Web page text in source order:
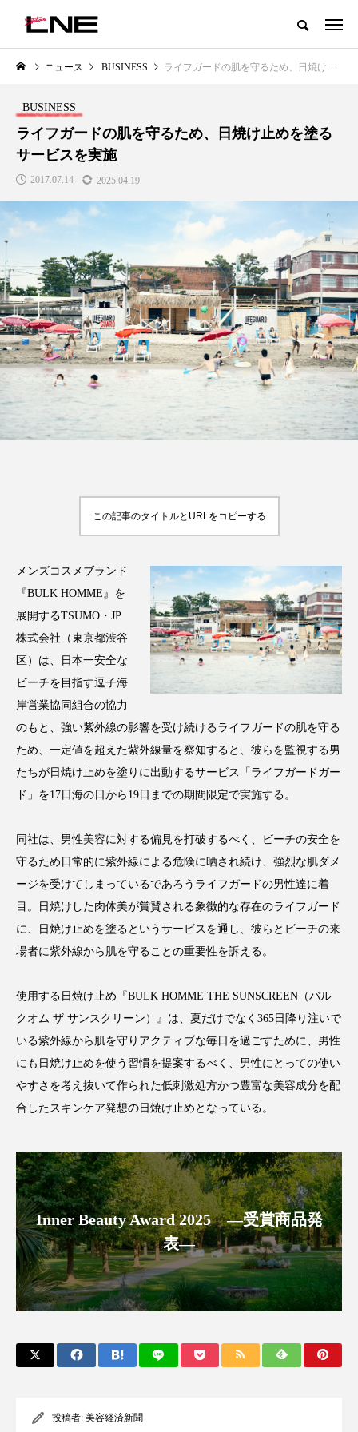
グローバルビューティ＆ヘルスケアビジネス誌
LIFESTYLE
SNSの「加工顔」と美容医療｜AI
がもたらす可能性とこれから
2026.07.13
BUSINESS
GWI調査から読み解く2030年の
都市型スパ――身近なウェルネ
の次世代モデル
2026.08.06
FEATURED 注目の企画
TAG LIST
AI B2B BeautyTech ChatGPT
Gemini Instagram SaaS SNS
TikTok アスタキサンチン
アスレジャーコスメ アレルギー アロマ
アンチエイジング アンチソリチュード
インタビュー インナービューティー 冷え
ウェアラブルデバイス ウェルネス
ウェルビーイング エイジングケア
エクソソーム オーガニック オゾン
カウンセラー カウンセリング
カカイオイル ガジェット キーワード
クルエルティフリー クレンジング
コグニティブヘルス コスト削減
コネクテッド・ビューティ コミュニケーション
コルチゾール サステナビリティ
サステナブル美容 サプライチェーン
サプリ サロンクレンジング サロン戦略
サロン経営 サロン連略 シャネル
スカルプ クレンジング 頻度 スカルプケア
スキンケアルーティン
ニュース BUSINESS ライフガードの肌を守るため、⽇焼け⽌めを塗るサービスを実施
BUSINESS
ライフガードの肌を守るため、⽇焼け⽌めを塗る
サービスを実施
2017.07.14 2025.04.19
この記事のタイトルとURLをコピーする
メンズコスメブランド
『BULK HOMME』を
展開するTSUMO・JP
株式会社（東京都渋谷
区）は、⽇本⼀安全な
ビーチを⽬指す逗⼦海
岸営業協同組合の協⼒
のもと、強い紫外線の影響を受け続けるライフガードの肌を守る
ため、⼀定値を超えた紫外線量を察知すると、彼らを監視する男
たちが⽇焼け⽌めを塗りに出動するサービス「ライフガードガー
ド」を17⽇海の⽇から19⽇までの期間限定で実施する。
同社は、男性美容に対する偏⾒を打破するべく、ビーチの安全を
守るため⽇常的に紫外線による危険に晒され続け、強烈な肌ダメ
ージを受けてしまっているであろうライフガードの男性達に着
⽬。⽇焼けした⾁体美が賞賛される象徴的な存在のライフガード
に、⽇焼け⽌めを塗るというサービスを通し、彼らとビーチの来
場者に紫外線から肌を守ることの重要性を訴える。
使用する日焼け止め『BULK HOMME THE SUNSCREEN（バル
クオム ザ サンスクリーン）』は、夏だけでなく365⽇降り注いで
いる紫外線から肌を守りアクティブな毎⽇を過ごすために、男性
にも⽇焼け⽌めを使う習慣を提案するべく、男性にとっての使い
やすさを考え抜いて作られた低刺激処⽅かつ豊富な美容成分を配
合したスキンケア発想の⽇焼け⽌めとなっている。
Inner Beauty Award 2025 ―受賞商品発
表―
投稿者: 美容経済新聞